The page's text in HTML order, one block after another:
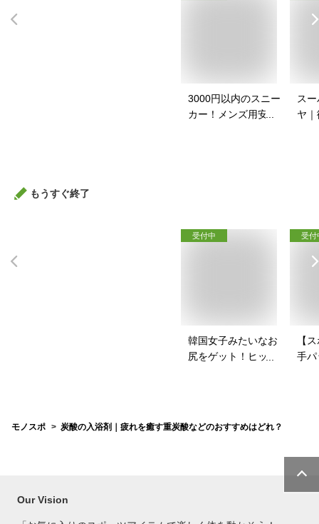
3000円以内のスニー
カー！メンズ用安い
ス
ヤ
もうすぐ終了
受付中
韓国女子みたいなお
尻をゲット！ヒップ
受付
【
手パ
モノスポ 炭酸の入浴剤｜疲れを癒す重炭酸などのおすすめはどれ？
Our Vision